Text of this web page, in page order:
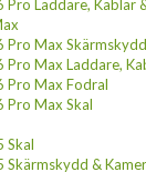
Pro Laddare, Kablar
Pro Max
Pro Max Laddare,
Pro Max Fodral
Pro Max Skal
Skal
Skärmskydd &